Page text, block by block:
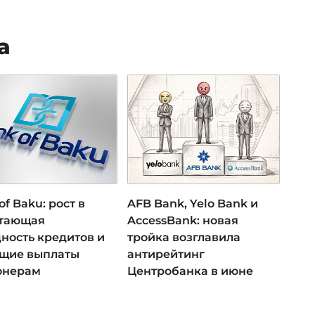
Baku: рост в
кредитов и
выплаты
AFB Bank, Yelo Bank и
AccessBank: новая
тройка возглавила
антирейтинг
Центробанка в июне